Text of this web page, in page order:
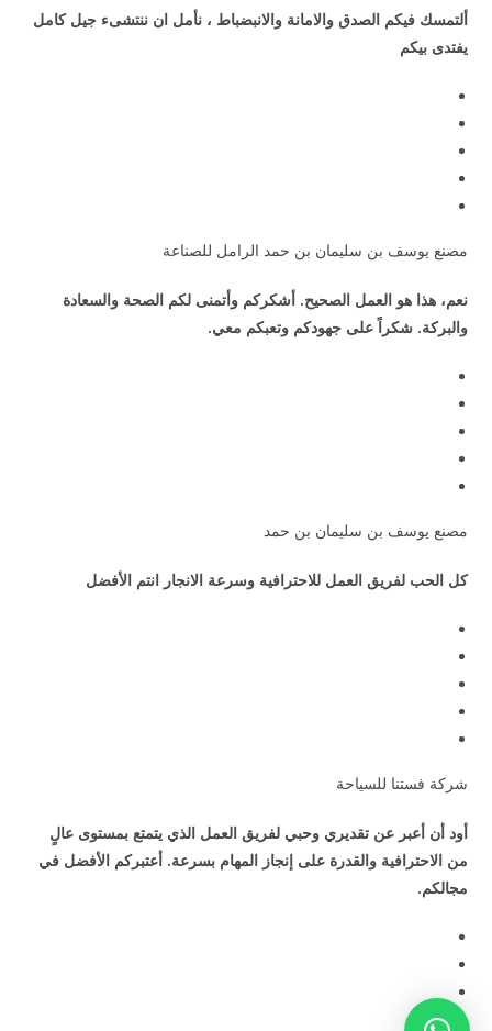
ألتمسك فيكم الصدق والامانة والانبضباط ، نأمل ان ننتشىء جيل كامل
يفتدى بيكم
مصنع يوسف بن سليمان بن حمد الرامل للصناعة
نعم، هذا هو العمل الصحيح. أشكركم وأتمنى لكم الصحة والسعادة
والبركة. شكراً على جهودكم وتعبكم معي.
مصنع يوسف بن سليمان بن حمد
كل الحب لفريق العمل للاحترافية وسرعة الانجار انتم الأفضل
شركة فستنا للسياحة
أود أن أعبر عن تقديري وحبي لفريق العمل الذي يتمتع بمستوى عالٍ
من الاحترافية والقدرة على إنجاز المهام بسرعة. أعتبركم الأفضل في
مجالكم.